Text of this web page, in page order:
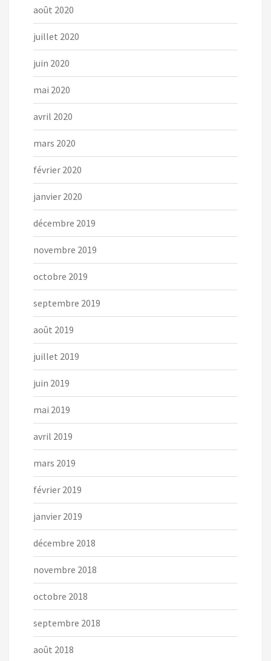
août 2020
juillet 2020
juin 2020
mai 2020
avril 2020
mars 2020
février 2020
janvier 2020
décembre 2019
novembre 2019
octobre 2019
septembre 2019
août 2019
juillet 2019
juin 2019
mai 2019
avril 2019
mars 2019
février 2019
janvier 2019
décembre 2018
novembre 2018
octobre 2018
septembre 2018
août 2018